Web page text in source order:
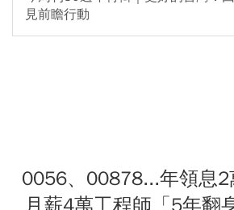
見前瞻行動
0056、00878...年領息
月薪4萬工程師「5年翻